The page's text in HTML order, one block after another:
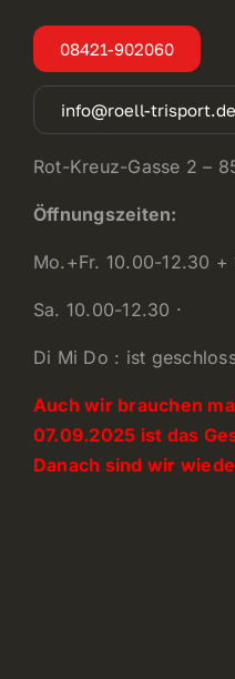
08421-902060
info@roell-trisport.de
Rot-Kreuz-Gasse 2 –
Öffnungszeiten:
Mo.+Fr. 10.00-12.30
Sa. 10.00-12.30 ·
Di Mi Do : ist
Auch wir brauchen
07.09.2025 ist das
Danach sind wir